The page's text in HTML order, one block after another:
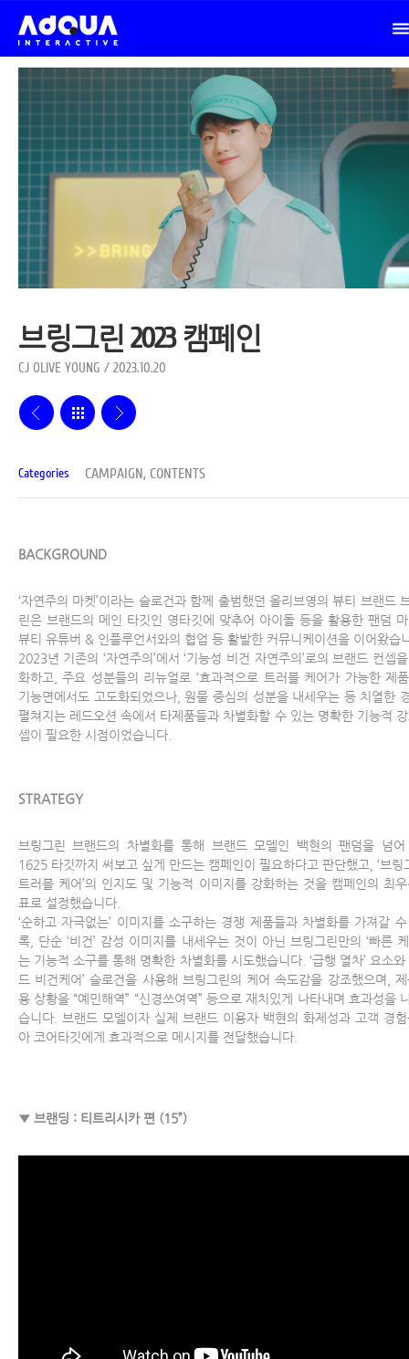
브링그린 2023 캠페인
CJ OLIVE YOUNG / 2023.10.20
Categories CAMPAIGN, CONTENTS
BACKGROUND
‘자연주의 마켓’이라는 슬로건과 함께 출범했던 올리브영의 뷰티 브랜드
린은 브랜드의 메인 타깃인 영타깃에 맞추어 아이돌 등을 활용한 팬덤
뷰티 유튜버 & 인플루언서와의 협업 등 활발한 커뮤니케이션을 이어왔습
2023년 기존의 ‘자연주의’에서 ‘기능성 비건 자연주의’로의 브랜드 컨셉
화하고, 주요 성분들의 리뉴얼로 ‘효과적으로 트러블 케어가 가능한 제품
기능면에서도 고도화되었으나, 원물 중심의 성분을 내세우는 등 치열한
펼쳐지는 레드오션 속에서 타제품들과 차별화할 수 있는 명확한 기능적
셉이 필요한 시점이었습니다.
STRATEGY
브링그린 브랜드의 차별화를 통해 브랜드 모델인 백현의 팬덤을 넘
1625 타깃까지 써보고 싶게 만드는 캠페인이 필요하다고 판단했고, ‘브링
트러블 케어’의 인지도 및 기능적 이미지를 강화하는 것을 캠페인의 최
표로 설정했습니다.
‘순하고 자극없는’ 이미지를 소구하는 경쟁 제품들과 차별화를 가져갈
록, 단순 ‘비건’ 감성 이미지를 내세우는 것이 아닌 브링그린만의 ‘빠른 케
는 기능적 소구를 통해 명확한 차별화를 시도했습니다. ‘급행 열차’ 요소와
드 비건케어’ 슬로건을 사용해 브링그린의 케어 속도감을 강조했으며,
용 상황을 “예민해역” “신경쓰여역” 등으로 재치있게 나타내며 효과성을
습니다. 브랜드 모델이자 실제 브랜드 이용자 백현의 화제성과 고객 경
아 코어타깃에게 효과적으로 메시지를 전달했습니다.
▼ 브랜딩 : 티트리시카 편 (15”)